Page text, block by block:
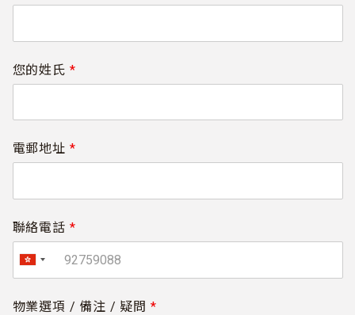
您的姓氏 *
電郵地址 *
聯絡電話 *
物業選項 / 備注 / 疑問 *